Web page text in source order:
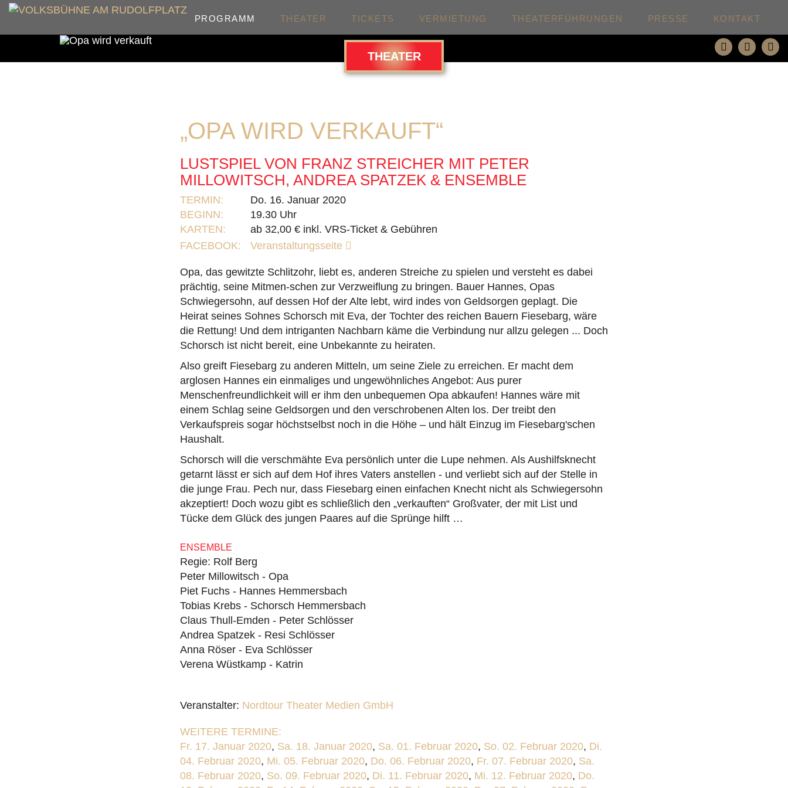
PROGRAMM THEATER TICKETS VERMIETUNG THEATERFÜHRUNGEN PRESSE KONTAKT
THEATER
„OPA WIRD VERKAUFT“
LUSTSPIEL VON FRANZ STREICHER MIT PETER
MILLOWITSCH, ANDREA SPATZEK & ENSEMBLE
TERMIN:
Do. 16. Januar 2020
BEGINN:
19.30 Uhr
KARTEN:
ab 32,00 € inkl. VRS-Ticket & Gebühren
FACEBOOK:
Veranstaltungsseite
Opa, das gewitzte Schlitzohr, liebt es, anderen Streiche zu spielen und versteht es dabei
prächtig, seine Mitmen-schen zur Verzweiflung zu bringen. Bauer Hannes, Opas
Schwiegersohn, auf dessen Hof der Alte lebt, wird indes von Geldsorgen geplagt. Die
Heirat seines Sohnes Schorsch mit Eva, der Tochter des reichen Bauern Fiesebarg, wäre
die Rettung! Und dem intriganten Nachbarn käme die Verbindung nur allzu gelegen ... Doch
Schorsch ist nicht bereit, eine Unbekannte zu heiraten.
Also greift Fiesebarg zu anderen Mitteln, um seine Ziele zu erreichen. Er macht dem
arglosen Hannes ein einmaliges und ungewöhnliches Angebot: Aus purer
Menschenfreundlichkeit will er ihm den unbequemen Opa abkaufen! Hannes wäre mit
einem Schlag seine Geldsorgen und den verschrobenen Alten los. Der treibt den
Verkaufspreis sogar höchstselbst noch in die Höhe – und hält Einzug im Fiesebarg'schen
Haushalt.
Schorsch will die verschmähte Eva persönlich unter die Lupe nehmen. Als Aushilfsknecht
getarnt lässt er sich auf dem Hof ihres Vaters anstellen - und verliebt sich auf der Stelle in
die junge Frau. Pech nur, dass Fiesebarg einen einfachen Knecht nicht als Schwiegersohn
akzeptiert! Doch wozu gibt es schließlich den „verkauften“ Großvater, der mit List und
Tücke dem Glück des jungen Paares auf die Sprünge hilft …
ENSEMBLE
Regie: Rolf Berg
Peter Millowitsch - Opa
Piet Fuchs - Hannes Hemmersbach
Tobias Krebs - Schorsch Hemmersbach
Claus Thull-Emden - Peter Schlösser
Andrea Spatzek - Resi Schlösser
Anna Röser - Eva Schlösser
Verena Wüstkamp - Katrin
Veranstalter: Nordtour Theater Medien GmbH
WEITERE TERMINE:
Fr. 17. Januar 2020, Sa. 18. Januar 2020, Sa. 01. Februar 2020, So. 02. Februar 2020, Di.
04. Februar 2020, Mi. 05. Februar 2020, Do. 06. Februar 2020, Fr. 07. Februar 2020, Sa.
08. Februar 2020, So. 09. Februar 2020, Di. 11. Februar 2020, Mi. 12. Februar 2020, Do.